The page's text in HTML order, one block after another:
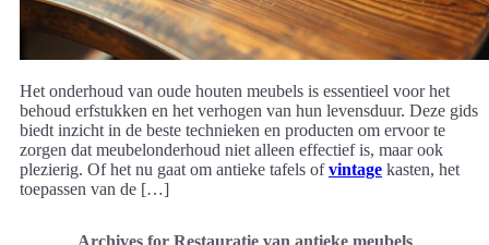
Het onderhoud van oude houten meubels is essentieel voor het
behoud erfstukken en het verhogen van hun levensduur. Deze gids
biedt inzicht in de beste technieken en producten om ervoor te
zorgen dat meubelonderhoud niet alleen effectief is, maar ook
plezierig. Of het nu gaat om antieke tafels ofvintage kasten, het
toepassen van de […]
Archives for Restauratie van antieke meubels